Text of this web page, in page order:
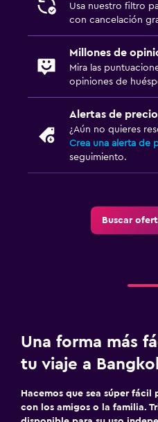
Usa nuestro filtro
con cancelación
Millones de
Mira las
opiniones de
Alertas de
¿Aún no quieres
Crea una alerta de
seguimiento.
Buscar
Una forma más
tu viaje a
Hacemos que sea súper
con los amigos o la familia.